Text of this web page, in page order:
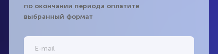
по окончании периода оплатите
выбранный формат